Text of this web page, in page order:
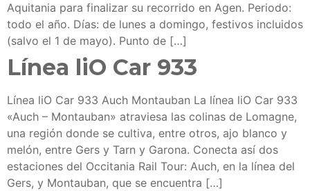
Aquitania para finalizar su recorrido en Agen. Periodo:
todo el año. Días: de lunes a domingo, festivos incluidos
(salvo el 1 de mayo). Punto de […]
Línea liO Car 933
Línea liO Car 933 Auch Montauban La línea liO Car 933
«Auch – Montauban» atraviesa las colinas de Lomagne,
una región donde se cultiva, entre otros, ajo blanco y
melón, entre Gers y Tarn y Garona. Conecta así dos
estaciones del Occitania Rail Tour: Auch, en la línea del
Gers, y Montauban, que se encuentra […]